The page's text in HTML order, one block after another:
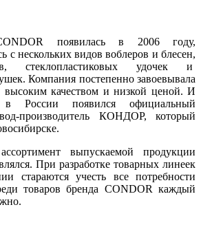
появилась в 2006 году,
с нескольких видов воблеров и блесен,
стеклопластиковых удочек и
Компания постепенно завоевывала
высоким качеством и низкой ценой. И
России появился официальный
производитель КОНДОР, который
выпускаемой продукции
При разработке товарных линеек
стараются учесть все потребности
товаров бренда CONDOR каждый